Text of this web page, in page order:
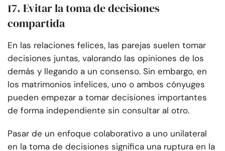
17. Evitar la toma de decisiones
compartida
En las relaciones felices, las parejas suelen tomar
decisiones juntas, valorando las opiniones de los
demás y llegando a un consenso. Sin embargo, en
los matrimonios infelices, uno o ambos cónyuges
pueden empezar a tomar decisiones importantes
de forma independiente sin consultar al otro.
Pasar de un enfoque colaborativo a uno unilateral
en la toma de decisiones significa una ruptura en la